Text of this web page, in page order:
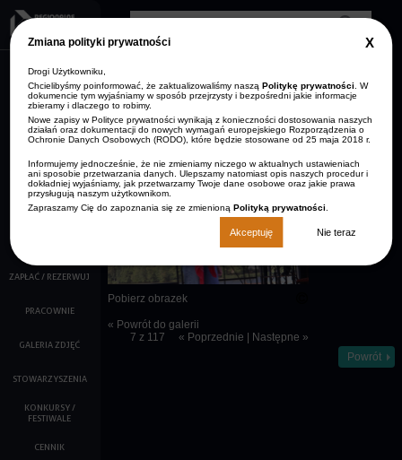
Zmiana polityki prywatności
Drogi Użytkowniku,
Chcielibyśmy poinformować, że zaktualizowaliśmy nasząPolitykę prywatności
. W
dokumencie tym wyjaśniamy w sposób przejrzysty i bezpośredni jakie informacje
zbieramy i dlaczego to robimy.
Nowe zapisy w Polityce prywatności wynikają z konieczności dostosowania naszych
działań oraz dokumentacji do nowych wymagań europejskiego Rozporządzenia o
Ochronie Danych Osobowych (RODO), które będzie stosowane od 25 maja 2018 r.
Informujemy jednocześnie, że nie zmieniamy niczego w aktualnych ustawieniach
ani sposobie przetwarzania danych. Ulepszamy natomiast opis naszych procedur i
dokładniej wyjaśniamy, jak przetwarzamy Twoje dane osobowe oraz jakie prawa
przysługują naszym użytkownikom.
Zapraszamy Cię do zapoznania się ze zmienionąPolityką prywatności
Akceptuję Nie teraz
Close
AKTUALNOŚCI
ARCHIWUM
AKTUALNOŚCI
O NAS
KALENDARZ IMPREZ
FILMY
ZAPŁAĆ / REZERWUJ
PRACOWNIE
GALERIA ZDJĘĆ
STOWARZYSZENIA
KONKURSY /
FESTIWALE
CENNIK
KONTAKT
czcionki
Pobierz obrazek
« Powrót do galerii
7 z 117
« Poprzednie Następne »
Młoda
wokalistka
scenie
Powrót